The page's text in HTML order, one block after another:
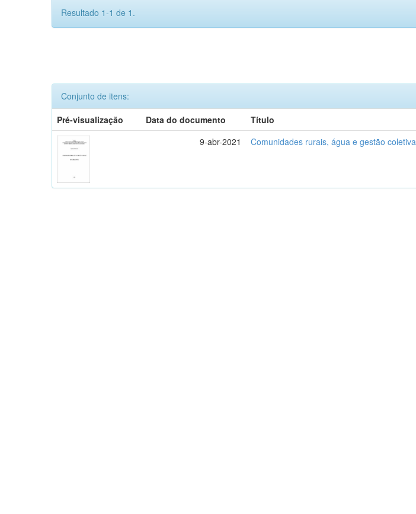
Resultado 1-1 de 1.
Conjunto de itens:
Pré-visualização
Data do documento Título
9-abr-2021
Comunidades rurais, água e gestão coletiva